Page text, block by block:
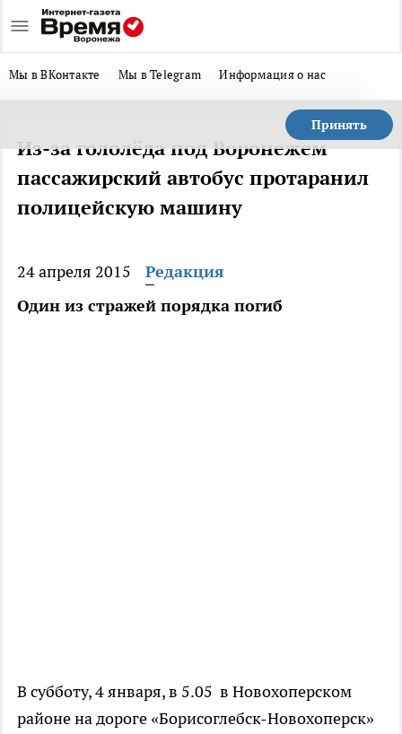
Мы в ВКонтакте Мы в Telegram Информация о нас
Принять
Из-за гололёда под Воронежем
пассажирский автобус протаранил
полицейскую машину
24 апреля 2015
Редакция
Один из стражей порядка погиб
В субботу, 4 января, в 5.05 в Новохоперском
районе на дороге «Борисоглебск-Новохоперск»